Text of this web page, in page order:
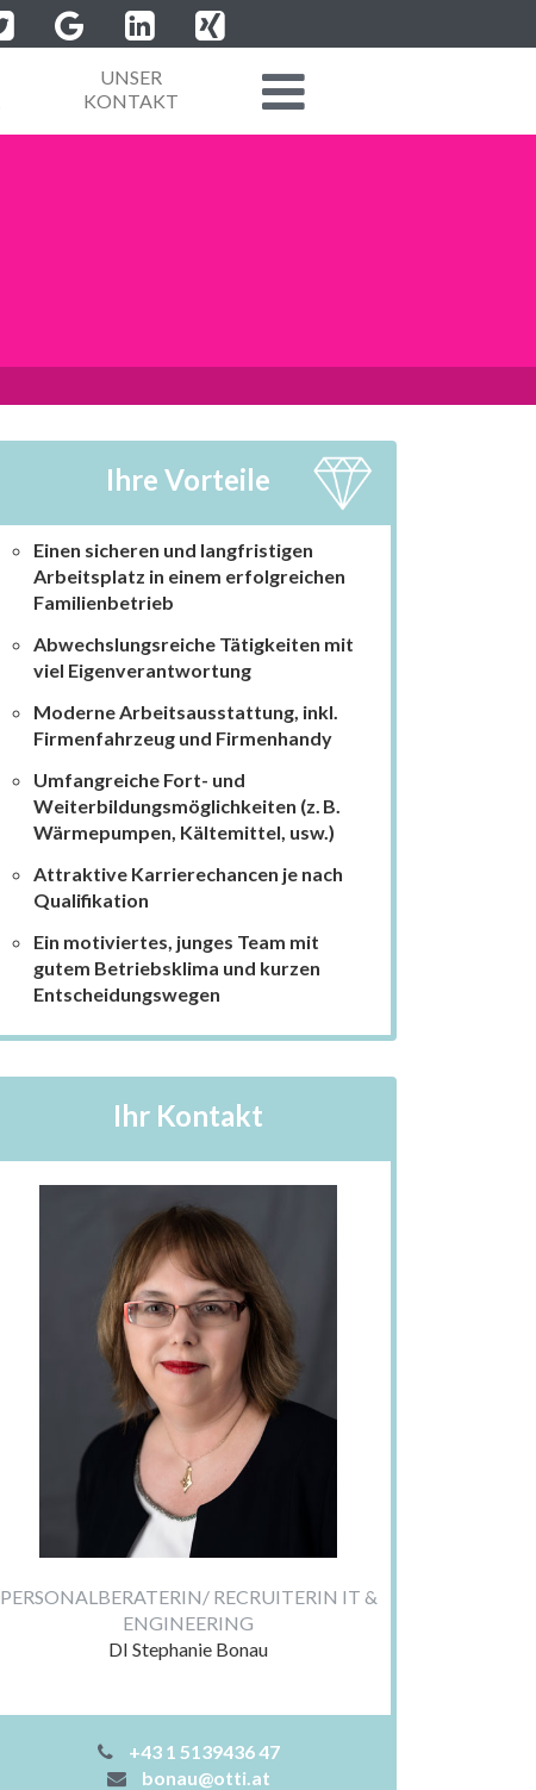
UNSER
KONTAKT
Ihre Vorteile
Einen sicheren und langfristigen
Arbeitsplatz in einem erfolgreichen
Familienbetrieb
Abwechslungsreiche Tätigkeiten mit
viel Eigenverantwortung
Moderne Arbeitsausstattung, inkl.
Firmenfahrzeug und Firmenhandy
Umfangreiche Fort- und
Weiterbildungsmöglichkeiten (z. B.
Wärmepumpen, Kältemittel, usw.)
Attraktive Karrierechancen je nach
Qualifikation
Ein motiviertes, junges Team mit
gutem Betriebsklima und kurzen
Entscheidungswegen
Ihr Kontakt
PERSONALBERATERIN/ RECRUITERIN IT &
ENGINEERING
DI Stephanie Bonau
+43 1 5139436 47
bonau@otti.at